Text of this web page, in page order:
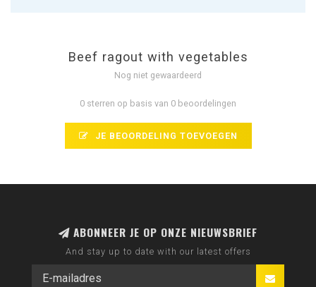
Beef ragout with vegetables
Nog niet gewaardeerd
0 sterren op basis van 0 beoordelingen
JE BEOORDELING TOEVOEGEN
ABONNEER JE OP ONZE NIEUWSBRIEF
And stay up to date with our latest offers